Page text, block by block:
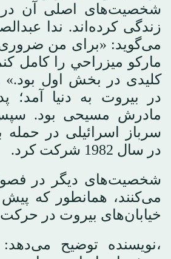
شخصیت‌های اصلی آن در
زندگی کرده‌اند. ندا
می‌گوید: «برای من ضروری
مارکو میزراحي را کامل
کلیدی در بخش اول بود.»
در بیروت به دنیا آمد؛
مادرش مسیحی بود.
سرباز اسرائیلی در حمله
در سال 1982 شرکت کرد.
شخصیت‌های دیگر در
می‌کنند، همانطور که
خیابان‌های بیروت در حرکت
،نویسنده توضیح می‌دهد: